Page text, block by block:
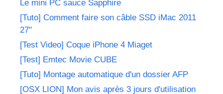
Le mini PC sauce Sapphire
[Tuto] Comment faire son câble SSD iMac 2011
27"
[Test Video] Coque iPhone 4 Miaget
[Test] Emtec Movie CUBE
[Tuto] Montage automatique d'un dossier AFP
[OSX LION] Mon avis après 3 jours d'utilisation